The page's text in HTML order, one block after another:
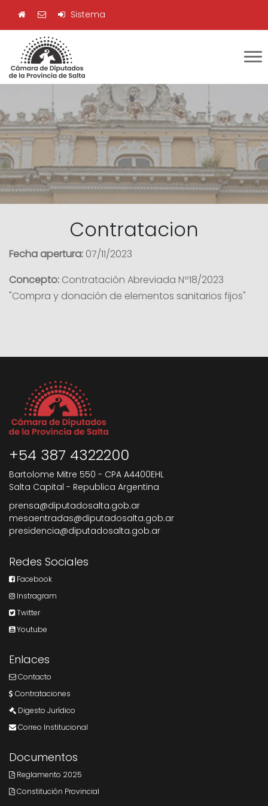
Sistema
Contratacion
Fecha apertura: 07/11/2023
Concepto: Contratación Abreviada Nº18/2023
"Compra y donación de elementos sanitarios fijos"
+54 387 4322200
Bartolome Mitre 550 - CPA A4400EHL
Salta Capital - Republica Argentina
prensa@diputadosalta.gob.ar
mesaentradas@diputadosalta.gob.ar
presidencia@diputadosalta.gob.ar
Redes Sociales
Facebook
Instragram
Twitter
Youtube
Enlaces
Contacto
Contrataciones
Digesto Jurídico
Correo Institucional
Documentos
Reglamento 2025
Constitución Provincial